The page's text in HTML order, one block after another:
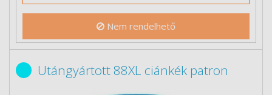
Nem rendelhető
Utángyártott 88XL ciánkék patron